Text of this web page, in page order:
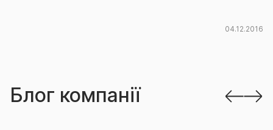
04.12.2016
Блог компанії